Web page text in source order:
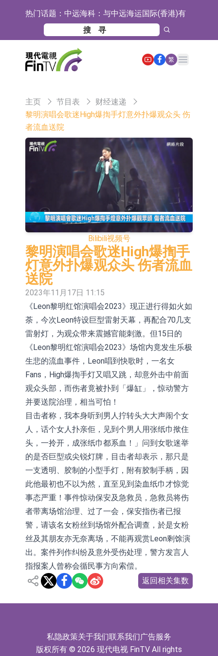
热门话题： 中远海科：与中远海运国际(香港)有
限公司正在开展增资对价的支付
新莱应材：受益于半导体国产替代提
速及国内晶圆厂扩产 公司泛半导体全
产品线新签订单向好
【异动股】港股跌幅榜前十，智傲控
股(08282.HK)跌16.39%，中国智能健
【异动股】港股涨幅榜前十，帝国科
拿森科技(02261.HK)涨+77.54%
放式指数证券投资基金8月12日上市
通天酒业(00389.HK)停牌
港股通标的证券名单
和光智成完成天使轮数千万融资
10年期港元特区政府机构债券将于
2026年8月12日透过重开进行投标
5年期港元特区政府机构债券将于
2026年8月12日透过重开进行投标
1年期港元隔夜平均指数挂钩债券将
于2026年8月12日进行投标
香港证监会就中国糖果前高管的失当
行为取得13年取消资格令
【异动股】港股跌幅榜前十，融信中
国(03301.HK)跌38.98%，德信服务集
团(02215.HK)跌35.71%
【异动股】港股涨幅榜前十，生物系
统工程股权(02902.HK)涨+218.75%，
敏捷控股(00186.HK)涨+82.50%
地纬智能：暂未开展对外的语料商业
化服务
嘉立创：公司主要提供EDA/CAM、
PCB、电子元器件等电子及机械产业
链一站式研发智造服务
工信部：鼓励民爆企业依法依规实施
重组整合
工信部：到2030年形成3-5家具有较
强国际运营能力的大型民爆企业集团
【异动股】焦炭Ⅲ板块下挫，陕西黑
猫(601015.CN)跌8.38%
【异动股】医疗研发外包板块拉升，
毕得医药(688073.CN)涨20.01%
繁
Open main menu
主页 节目表
财经速递
黎明演唱会歌迷High爆揈手灯意外扑爆观众头 伤
者流血送院
Bilibili视频号
黎明演唱会歌迷High爆揈手
灯意外扑爆观众头 伤者流血
送院
2023年11月17日 11:15
《Leon黎明红馆演唱会2023》现正进行得如火如
荼，今次Leon特设巨型雷射天幕，再配合70几支
雷射灯，为观众带来震撼官能刺激。但15日的
《Leon黎明红馆演唱会2023》场馆内竟发生乐极
生悲的流血事件，Leon唱到快歌时，一名女
Fans，High爆揈手灯又唱又跳，却意外击中前面
观众头部，而伤者竟被扑到「爆缸」，惊动警方
并要送院治理，相当可怕！
目击者称，我本身听到男人拧转头大大声闹个女
人，话个女人扑亲佢，见到个男人用张纸巾揿住
头，一拎开，成张纸巾都系血！」问到女歌迷举
的是否巨型或尖锐灯牌，目击者却表示，那只是
一支透明、胶制的小型手灯，附有胶制手柄，因
此他最初也不以为然，直至见到染血纸巾才惊觉
事态严重！事件惊动保安及急救员，急救员将伤
者带离场馆治理、过了一会，保安指伤者已报
警，请该名女粉丝到场馆外配合调查，於是女粉
丝及其朋友亦无奈离场，不能再观赏Leon剩馀演
出。案件列作纠纷及意外受伤处理，警方发言人
指报案人曾称会循民事方向索偿。
返回相关集数
私隐政策关于我们联系我们广告服务
版权所有 © 2026 现代电视 FinTV All rights